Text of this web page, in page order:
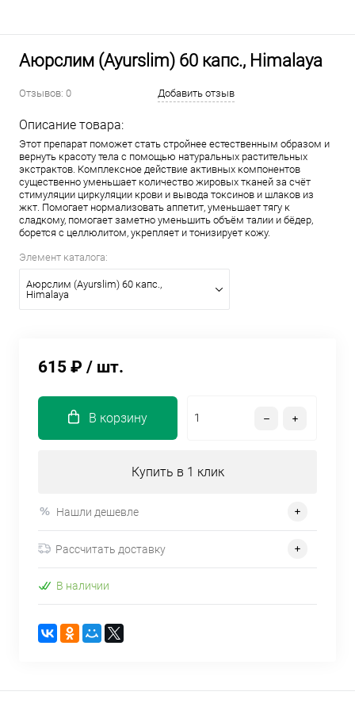
Аюрслим (Ayurslim) 60 капс., Himalaya
Отзывов: 0 Добавить отзыв
Описание товара:
Этот препарат поможет стать стройнее естественным образом и
вернуть красоту тела с помощью натуральных растительных
экстрактов. Комплексное действие активных компонентов
существенно уменьшает количество жировых тканей за счёт
стимуляции циркуляции крови и вывода токсинов и шлаков из
жкт. Помогает нормализовать аппетит, уменьшает тягу к
сладкому, помогает заметно уменьшить объём талии и бёдер,
борется с целлюлитом, укрепляет и тонизирует кожу.
Элемент каталога:
Аюрслим (Ayurslim) 60 капс.,
Himalaya
615 ₽ / шт.
В корзину
Купить в 1 клик
Нашли дешевле
Рассчитать доставку
В наличии